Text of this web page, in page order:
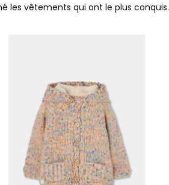
les vêtements qui ont le plus conquis.